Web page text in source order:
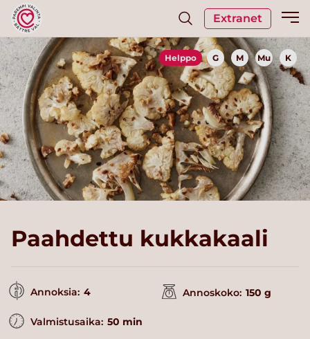
Extranet
Helppo G M Mu K
Paahdettu kukkakaali
Annoksia: 4 Annoskoko: 150 g
Valmistusaika: 50 min